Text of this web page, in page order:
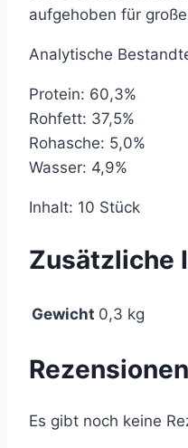
aufgehoben für
Analytische
Protein: 60,3%
Rohfett: 37,5%
Rohasche: 5,0%
Wasser: 4,9%
Inhalt: 10 Stück
Zusätzliche
Gewicht 0,3 kg
Rezensionen
Es gibt noch keine